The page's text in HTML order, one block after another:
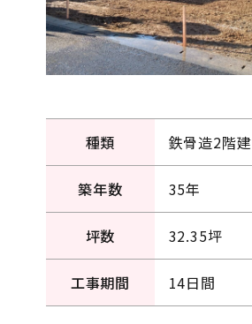
種類 鉄骨造2階建
築年数 35年
坪数 32.35坪
工事期間 14日間